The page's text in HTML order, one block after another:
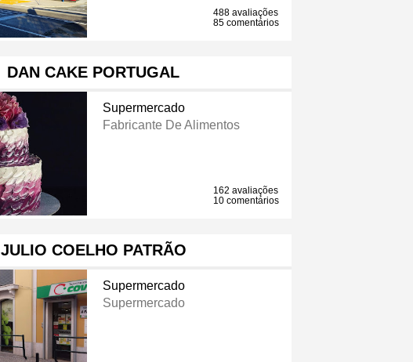
488 avaliações
85 comentários
DAN CAKE PORTUGAL
Supermercado
Fabricante De Alimentos
162 avaliações
10 comentários
JULIO COELHO PATRÃO
Supermercado
Supermercado